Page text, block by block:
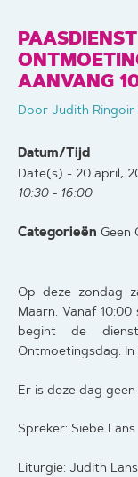
AANVANG
Door Judith
Datum/Tijd
Date(s) - 20 april,
10:30 - 16:00
Categorieën Geen
Op deze zondag
Maarn. Vanaf
begint de
Ontmoetingsdag.
Er is deze dag
Spreker: Siebe Lans
Liturgie: Judith Lans